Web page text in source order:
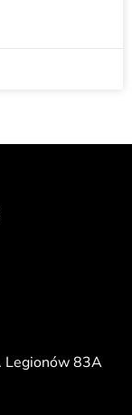
Legionów 83A